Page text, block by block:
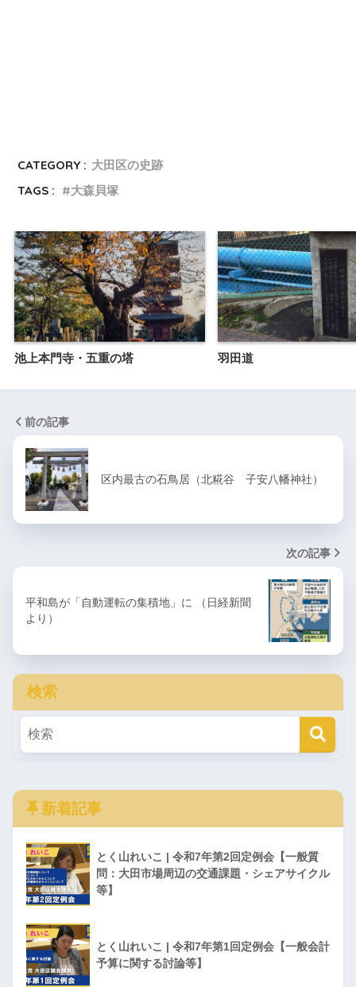
CATEGORY : 大田区の史跡
TAGS :
大森貝塚
池上本門寺・五重の塔 羽田道
前の記事
区内最古の石鳥居（北糀谷 子安八幡神社）
次の記事
平和島が「自動運転の集積地」に （日経新聞
より）
検索
新着記事
とく山れいこ | 令和7年第2回定例会【一般質
問：大田市場周辺の交通課題・シェアサイクル
等】
とく山れいこ | 令和7年第1回定例会【一般会計
予算に関する討論等】